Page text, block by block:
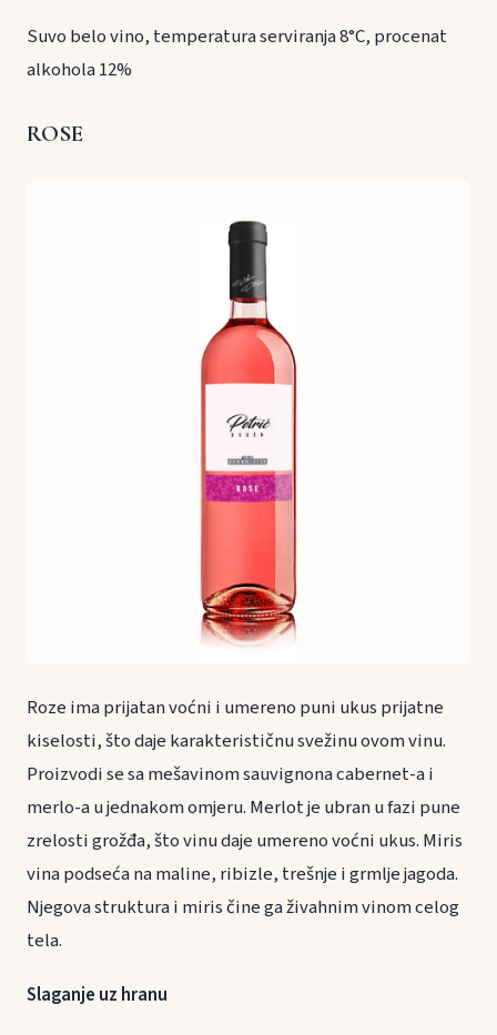
Suvo belo vino, temperatura serviranja 8°C, procenat
alkohola 12%
ROSE
Roze ima prijatan voćni i umereno puni ukus prijatne
kiselosti, što daje karakterističnu svežinu ovom vinu.
Proizvodi se sa mešavinom sauvignona cabernet-a i
merlo-a u jednakom omjeru. Merlot je ubran u fazi pune
zrelosti grožđa, što vinu daje umereno voćni ukus. Miris
vina podseća na maline, ribizle, trešnje i grmlje jagoda.
Njegova struktura i miris čine ga živahnim vinom celog
tela.
Slaganje uz hranu